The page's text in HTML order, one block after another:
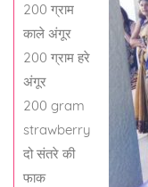
200 ग्राम
काले अंगूर
200 ग्राम हरे
अंगूर
200 gram
strawberry
दो संतरे की
फाक